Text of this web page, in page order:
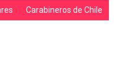
Carabineros de Chile